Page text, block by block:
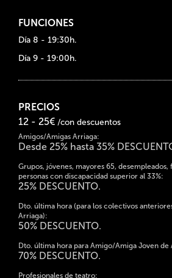
FUNCIONES
Día 8 - 19:30h.
Día 9 - 19:00h.
PRECIOS
12 - 25€ /con descuentos
Amigos/Amigas Arriaga:
Desde 25% hasta 35%
Grupos, jóvenes, mayores 65, desempleados,
personas con discapacidad superior al 33%:
25% DESCUENTO.
Dto. última hora (para los colectivos
Arriaga):
50% DESCUENTO.
Dto. última hora para Amigo/Amiga Joven de
70% DESCUENTO.
Profesionales de teatro: